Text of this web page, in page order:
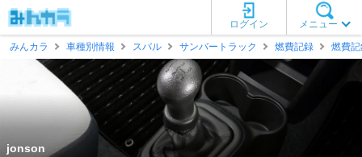
メニュー
ログイン
みんカラ
車種別情報 スバル サンバートラック 燃費記録 燃費
jonson